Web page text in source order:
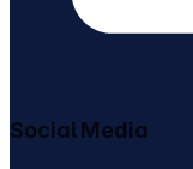
Social Media